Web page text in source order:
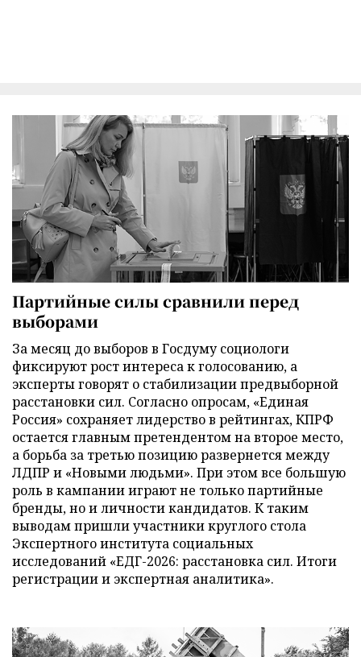
Партийные силы сравнили перед
выборами
За месяц до выборов в Госдуму социологи
фиксируют рост интереса к голосованию, а
эксперты говорят о стабилизации предвыборной
расстановки сил. Согласно опросам, «Единая
Россия» сохраняет лидерство в рейтингах, КПРФ
остается главным претендентом на второе место,
а борьба за третью позицию развернется между
ЛДПР и «Новыми людьми». При этом все большую
роль в кампании играют не только партийные
бренды, но и личности кандидатов. К таким
выводам пришли участники круглого стола
Экспертного института социальных
исследований «ЕДГ-2026: расстановка сил. Итоги
регистрации и экспертная аналитика».